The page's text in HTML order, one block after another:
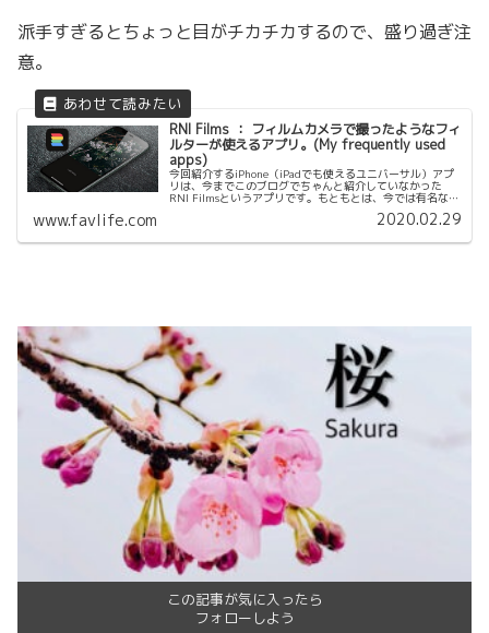
派手すぎるとちょっと目がチカチカするので、盛り過ぎ注
意。
RNI Films ： フィルムカメラで撮ったようなフィ
ルターが使えるアプリ。(My frequently used
apps)
今回紹介するiPhone（iPadでも使えるユニバーサル）アプ
リは、今までこのブログでちゃんと紹介していなかった
RNI Filmsというアプリです。もともとは、今では有名な
VSCOというフィルターアプリを使っていて、フィルターが
www.favlife.com 2020.02.29
この記事が気に入ったら
フォローしよう